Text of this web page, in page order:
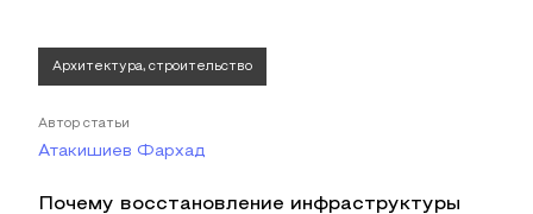
Архитектура, строительство
Автор статьи
Атакишиев Фархад
Почему восстановление инфраструктуры